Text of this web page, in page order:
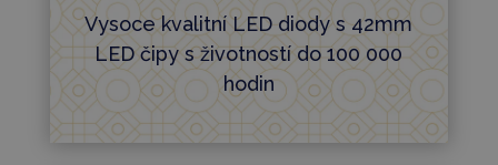
Vysoce kvalitní LED diody s 42mm
LED čipy s životností do 100 000
hodin